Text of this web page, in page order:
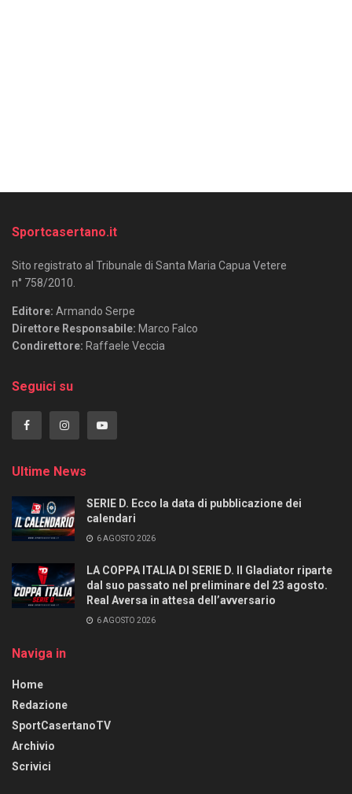
Sportcasertano.it
Sito registrato al Tribunale di Santa Maria Capua Vetere
n° 758/2010.
Editore: Armando Serpe
Direttore Responsabile: Marco Falco
Condirettore: Raffaele Veccia
Seguici su
Ultime News
SERIE D. Ecco la data di pubblicazione dei
calendari
6 AGOSTO 2026
LA COPPA ITALIA DI SERIE D. Il Gladiator riparte
dal suo passato nel preliminare del 23 agosto.
Real Aversa in attesa dell’avversario
6 AGOSTO 2026
Naviga in
Home
Redazione
SportCasertanoTV
Archivio
Scrivici